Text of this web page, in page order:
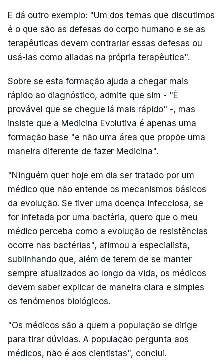
E dá outro exemplo: "Um dos temas que discutimos
é o que são as defesas do corpo humano e se as
terapêuticas devem contrariar essas defesas ou
usá-las como aliadas na própria terapêutica".
Sobre se esta formação ajuda a chegar mais
rápido ao diagnóstico, admite que sim - "É
provável que se chegue lá mais rápido" -, mas
insiste que a Medicina Evolutiva é apenas uma
formação base "e não uma área que propõe uma
maneira diferente de fazer Medicina".
"Ninguém quer hoje em dia ser tratado por um
médico que não entende os mecanismos básicos
da evolução. Se tiver uma doença infecciosa, se
for infetada por uma bactéria, quero que o meu
médico perceba como a evolução de resistências
ocorre nas bactérias", afirmou a especialista,
sublinhando que, além de terem de se manter
sempre atualizados ao longo da vida, os médicos
devem saber explicar de maneira clara e simples
os fenómenos biológicos.
"Os médicos são a quem a população se dirige
para tirar dúvidas. A população pergunta aos
médicos, não é aos cientistas", conclui.